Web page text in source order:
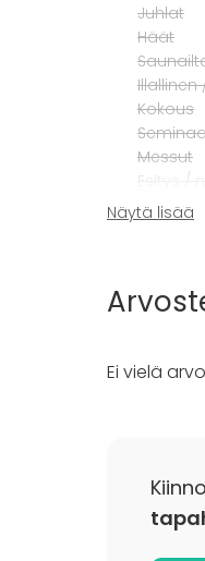
Juhlat
Häät
Kokous
Messut
Esitys /
Näytä lisää
Ei vielä